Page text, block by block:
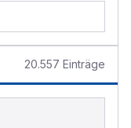
20.557 Einträge